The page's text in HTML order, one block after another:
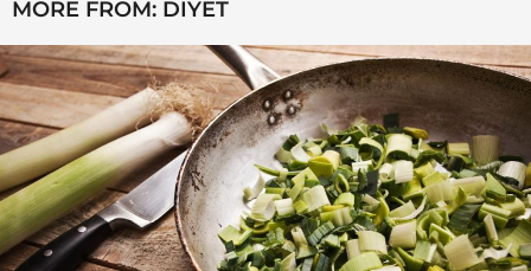
MORE FROM: DIYET